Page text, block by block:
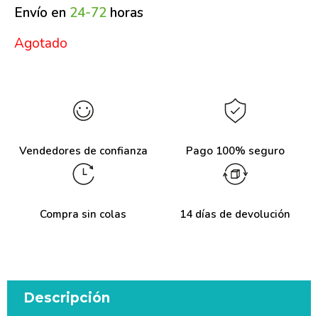
Envío en 24-72 horas
Agotado
Vendedores de confianza Pago 100% seguro
Compra sin colas 14 días de devolución
Descripción